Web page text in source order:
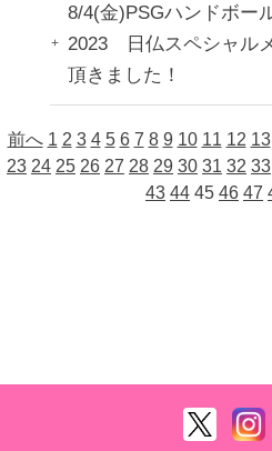
8/4(金)PSGハンドボー
2023 日仏スペシャル
頂きました！
前へ 1 2 3 4 5 6 7 8 9 10 11 12 13
23 24 25 26 27 28 29 30 31 32 33
43 44 45 46 47